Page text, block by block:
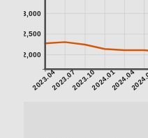
2023.042023.072023.102024.012024.04
2,000
2,500
3,000